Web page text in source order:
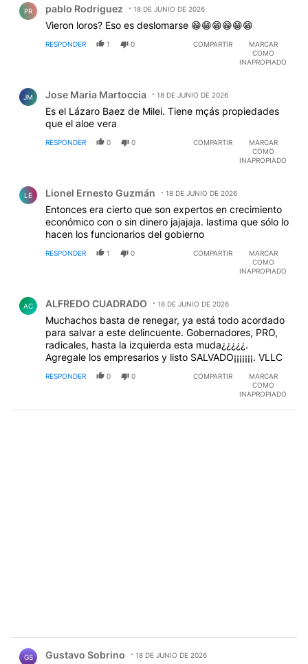
PR pablo Rodriguez 18 DE JUNIO DE 2026
Vieron loros? Eso es deslomarse 😁😁😁😁😁😁
RESPONDER 1 0 COMPARTIR
MARCAR
COMO
INAPROPIADO
JM Jose Maria Martoccia 18 DE JUNIO DE 2026
Es el Lázaro Baez de Milei. Tiene mçás propiedades
que el aloe vera
RESPONDER 0 0 COMPARTIR
MARCAR
COMO
INAPROPIADO
LE Lionel Ernesto Guzmán 18 DE JUNIO DE 2026
Entonces era cierto que son expertos en crecimiento
económico con o sin dinero jajajaja. lastima que sólo lo
hacen los funcionarios del gobierno
RESPONDER 1 0 COMPARTIR
MARCAR
COMO
INAPROPIADO
AC ALFREDO CUADRADO 18 DE JUNIO DE 2026
Muchachos basta de renegar, ya está todo acordado
para salvar a este delincuente. Gobernadores, PRO,
radicales, hasta la izquierda esta muda¿¿¿¿¿.
Agregale los empresarios y listo SALVADO¡¡¡¡¡¡¡. VLLC
RESPONDER 0 0 COMPARTIR
MARCAR
COMO
INAPROPIADO
GS Gustavo Sobrino 18 DE JUNIO DE 2026